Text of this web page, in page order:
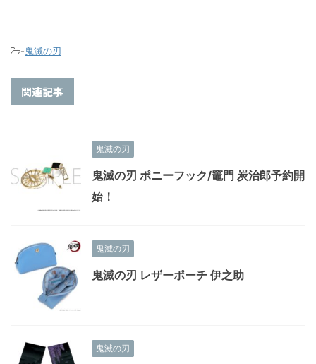
-鬼滅の刃
関連記事
鬼滅の刃
鬼滅の刃 ポニーフック/竈門 炭治郎予約開
始！
鬼滅の刃
鬼滅の刃 レザーポーチ 伊之助
鬼滅の刃